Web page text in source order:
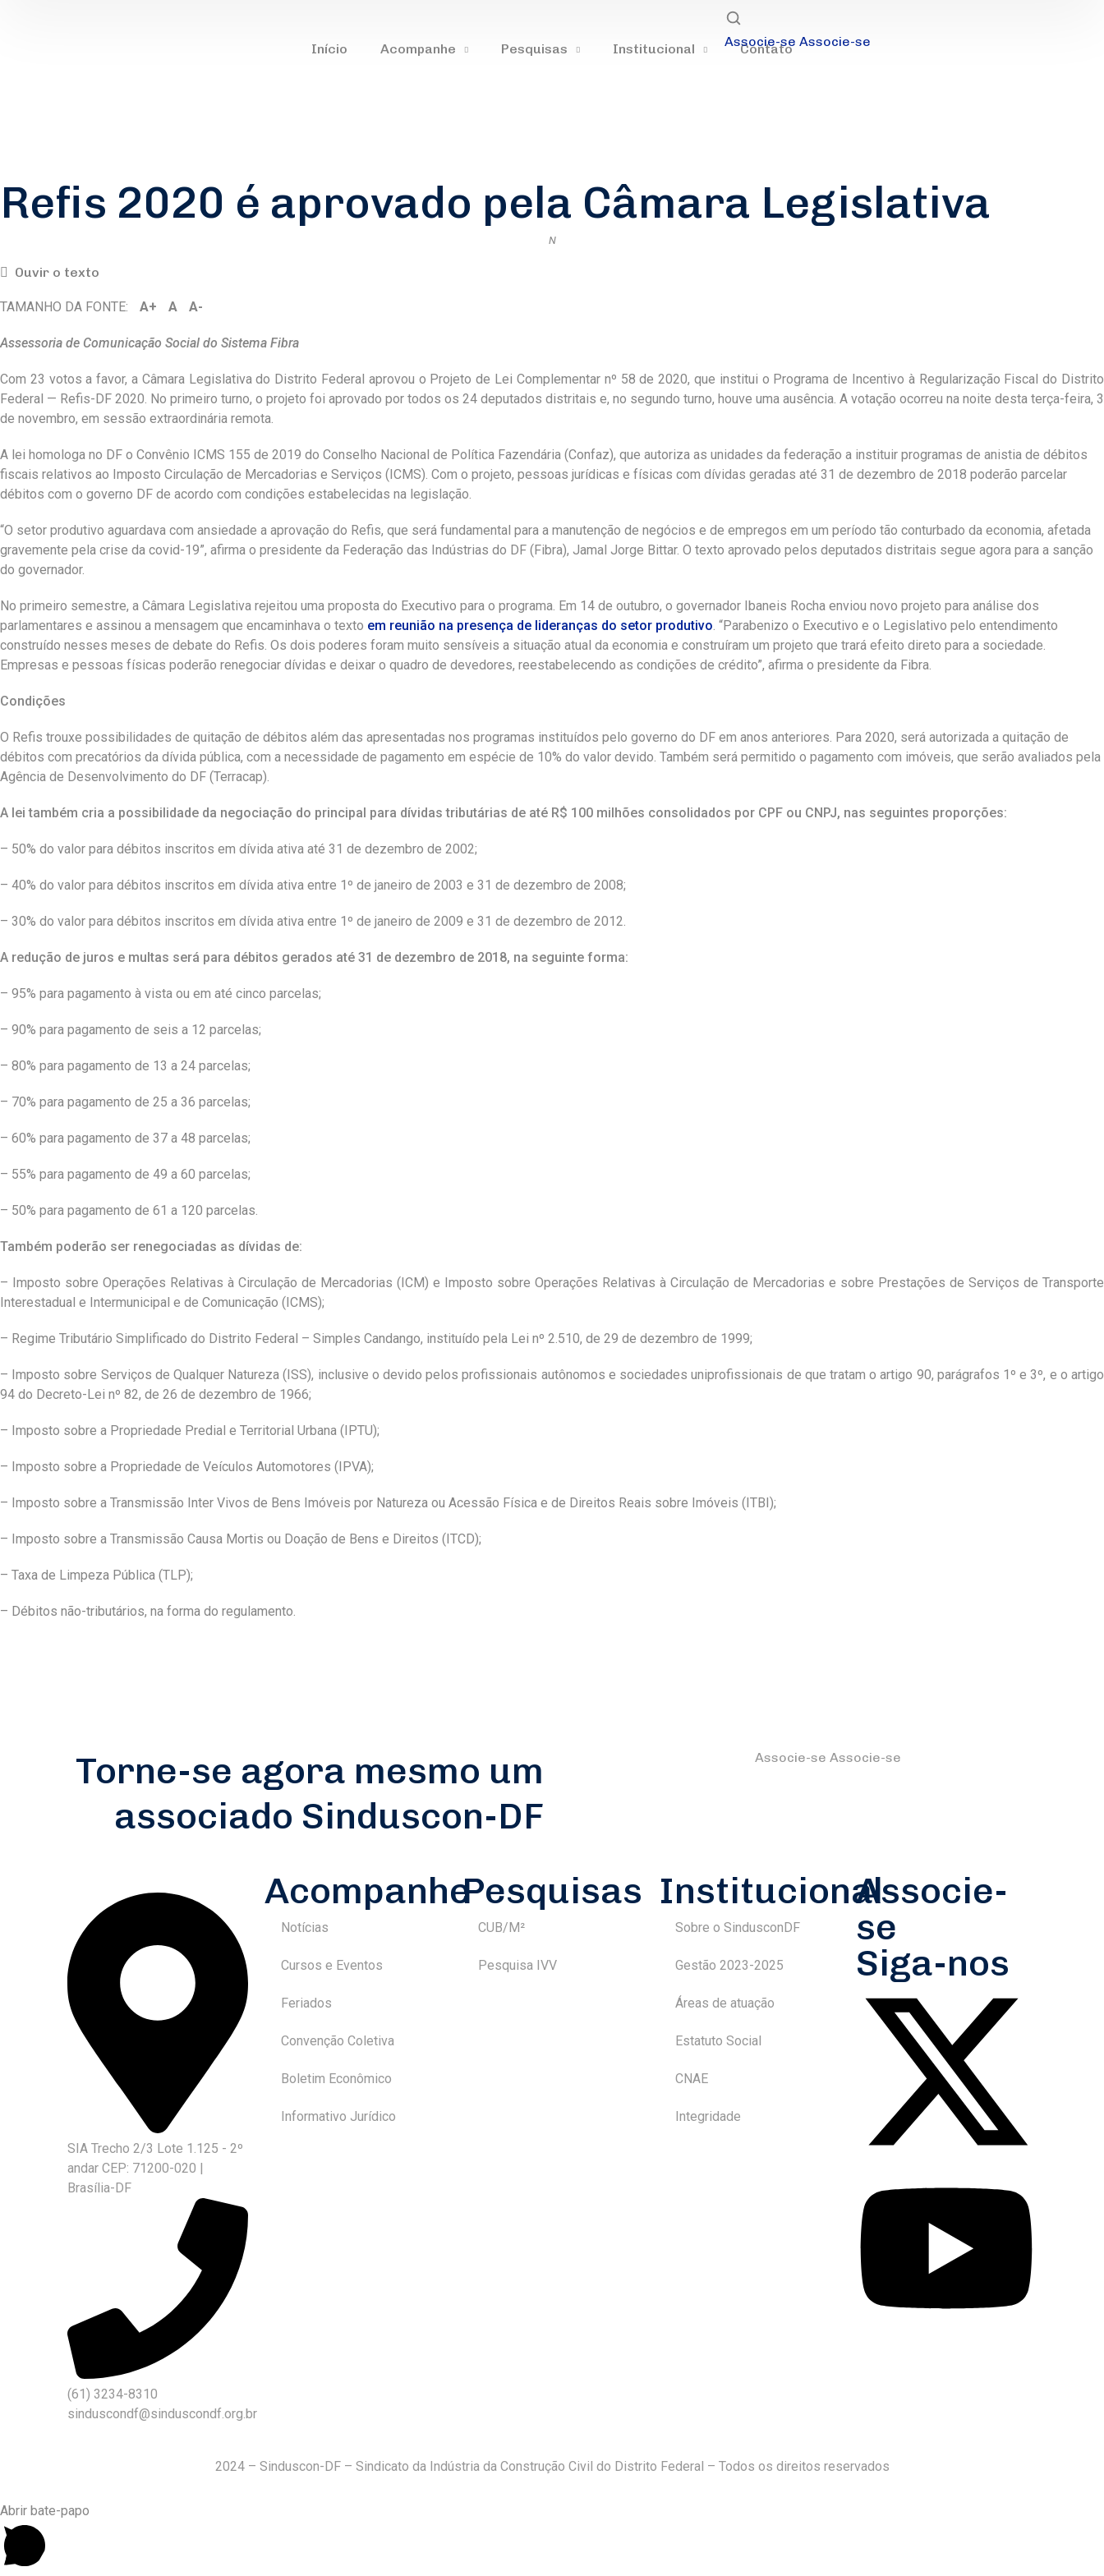
Início Acompanhe Pesquisas Institucional Contato
Associe-se Associe-se
Refis 2020 é aprovado pela Câmara Legislativa
N
Ouvir o texto
TAMANHO DA FONTE: A+ A A-
Assessoria de Comunicação Social do Sistema Fibra
Com 23 votos a favor, a Câmara Legislativa do Distrito Federal aprovou o Projeto de Lei Complementar nº 58 de 2020, que institui o Programa de Incentivo à Regularização Fiscal do Distrito
Federal — Refis-DF 2020. No primeiro turno, o projeto foi aprovado por todos os 24 deputados distritais e, no segundo turno, houve uma ausência. A votação ocorreu na noite desta terça-feira, 3
de novembro, em sessão extraordinária remota.
A lei homologa no DF o Convênio ICMS 155 de 2019 do Conselho Nacional de Política Fazendária (Confaz), que autoriza as unidades da federação a instituir programas de anistia de débitos
fiscais relativos ao Imposto Circulação de Mercadorias e Serviços (ICMS). Com o projeto, pessoas jurídicas e físicas com dívidas geradas até 31 de dezembro de 2018 poderão parcelar
débitos com o governo DF de acordo com condições estabelecidas na legislação.
“O setor produtivo aguardava com ansiedade a aprovação do Refis, que será fundamental para a manutenção de negócios e de empregos em um período tão conturbado da economia, afetada
gravemente pela crise da covid-19”, afirma o presidente da Federação das Indústrias do DF (Fibra), Jamal Jorge Bittar. O texto aprovado pelos deputados distritais segue agora para a sanção
do governador.
No primeiro semestre, a Câmara Legislativa rejeitou uma proposta do Executivo para o programa. Em 14 de outubro, o governador Ibaneis Rocha enviou novo projeto para análise dos
parlamentares e assinou a mensagem que encaminhava o texto em reunião na presença de lideranças do setor produtivo. “Parabenizo o Executivo e o Legislativo pelo entendimento
construído nesses meses de debate do Refis. Os dois poderes foram muito sensíveis a situação atual da economia e construíram um projeto que trará efeito direto para a sociedade.
Empresas e pessoas físicas poderão renegociar dívidas e deixar o quadro de devedores, reestabelecendo as condições de crédito”, afirma o presidente da Fibra.
Condições
O Refis trouxe possibilidades de quitação de débitos além das apresentadas nos programas instituídos pelo governo do DF em anos anteriores. Para 2020, será autorizada a quitação de
débitos com precatórios da dívida pública, com a necessidade de pagamento em espécie de 10% do valor devido. Também será permitido o pagamento com imóveis, que serão avaliados pela
Agência de Desenvolvimento do DF (Terracap).
A lei também cria a possibilidade da negociação do principal para dívidas tributárias de até R$ 100 milhões consolidados por CPF ou CNPJ, nas seguintes proporções:
– 50% do valor para débitos inscritos em dívida ativa até 31 de dezembro de 2002;
– 40% do valor para débitos inscritos em dívida ativa entre 1º de janeiro de 2003 e 31 de dezembro de 2008;
– 30% do valor para débitos inscritos em dívida ativa entre 1º de janeiro de 2009 e 31 de dezembro de 2012.
A redução de juros e multas será para débitos gerados até 31 de dezembro de 2018, na seguinte forma:
– 95% para pagamento à vista ou em até cinco parcelas;
– 90% para pagamento de seis a 12 parcelas;
– 80% para pagamento de 13 a 24 parcelas;
– 70% para pagamento de 25 a 36 parcelas;
– 60% para pagamento de 37 a 48 parcelas;
– 55% para pagamento de 49 a 60 parcelas;
– 50% para pagamento de 61 a 120 parcelas.
Também poderão ser renegociadas as dívidas de:
– Imposto sobre Operações Relativas à Circulação de Mercadorias (ICM) e Imposto sobre Operações Relativas à Circulação de Mercadorias e sobre Prestações de Serviços de Transporte
Interestadual e Intermunicipal e de Comunicação (ICMS);
– Regime Tributário Simplificado do Distrito Federal – Simples Candango, instituído pela Lei nº 2.510, de 29 de dezembro de 1999;
– Imposto sobre Serviços de Qualquer Natureza (ISS), inclusive o devido pelos profissionais autônomos e sociedades uniprofissionais de que tratam o artigo 90, parágrafos 1º e 3º, e o artigo
94 do Decreto-Lei nº 82, de 26 de dezembro de 1966;
– Imposto sobre a Propriedade Predial e Territorial Urbana (IPTU);
– Imposto sobre a Propriedade de Veículos Automotores (IPVA);
– Imposto sobre a Transmissão Inter Vivos de Bens Imóveis por Natureza ou Acessão Física e de Direitos Reais sobre Imóveis (ITBI);
– Imposto sobre a Transmissão Causa Mortis ou Doação de Bens e Direitos (ITCD);
– Taxa de Limpeza Pública (TLP);
– Débitos não-tributários, na forma do regulamento.
Torne-se agora mesmo um
associado Sinduscon-DF
Associe-se Associe-se
SIA Trecho 2/3 Lote 1.125 - 2º
andar CEP: 71200-020 |
Brasília-DF
(61) 3234-8310
sinduscondf@sinduscondf.org.br
Acompanhe
Notícias
Cursos e Eventos
Feriados
Convenção Coletiva
Boletim Econômico
Informativo Jurídico
Pesquisas
CUB/M²
Pesquisa IVV
Institucional
Sobre o SindusconDF
Gestão 2023-2025
Áreas de atuação
Estatuto Social
CNAE
Integridade
Associe-
se
Siga-nos
2024 – Sinduscon-DF – Sindicato da Indústria da Construção Civil do Distrito Federal – Todos os direitos reservados
Abrir bate-papo